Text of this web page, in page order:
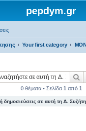
pepdym.gr
Your first category
0 θέματα • Σελίδα 1 από 1
σε αυτή τη Δ.